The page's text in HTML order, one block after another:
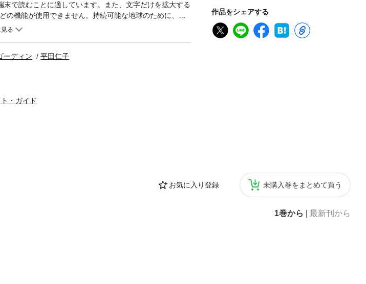
作品をシェアする
お気に入り登録 未購入巻をまとめて買う
1巻から 最新刊から
で読むことに適しています。また、文字だけを拡大する
機能が使用できません。持続可能な地球のために、ま
ごと」なのだ。本書は、世界40カ国、300人以上の研究
年ゴールドマン環境賞受賞の平田仁子（Climate Integr
ものから、大型輸送船、民間宇宙旅行といったスケール
すべての人に向けた、気候変動問題に立ち向かうため
答えるファクトを完全網羅・気になるトピックから読
・詳細な索引つき＊カーボン・アルマナック・ネット
ーディン
平田仁子
・ガイド